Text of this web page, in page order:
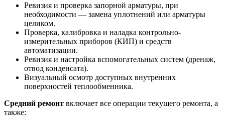
Ревизия и проверка запорной арматуры, при
необходимости — замена уплотнений или арматуры
целиком.
Проверка, калибровка и наладка контрольно-
измерительных приборов (КИП) и средств
автоматизации.
Ревизия и настройка вспомогательных систем (дренаж,
отвод конденсата).
Визуальный осмотр доступных внутренних
поверхностей теплообменника.
Средний ремонт включает все операции текущего ремонта, а
также: